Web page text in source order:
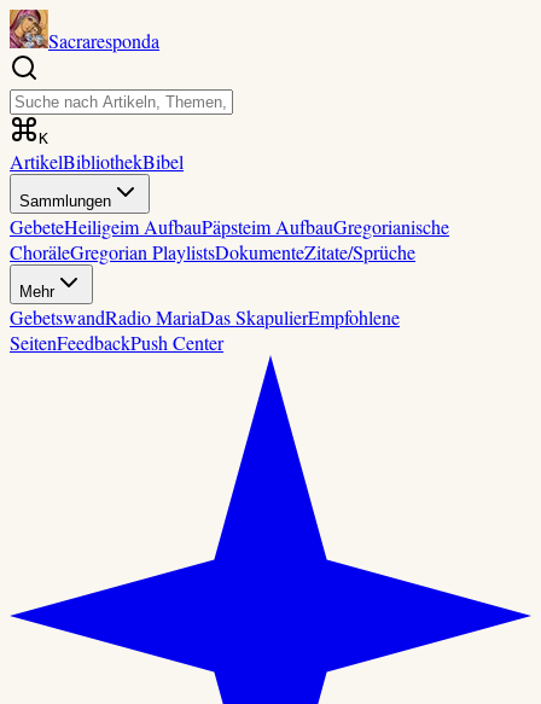
Sacraresponda
K
ArtikelBibliothekBibel
Sammlungen
GebeteHeiligeim AufbauPäpsteim AufbauGregorianische
ChoräleGregorian PlaylistsDokumenteZitate/Sprüche
Mehr
GebetswandRadio MariaDas SkapulierEmpfohlene
SeitenFeedbackPush Center